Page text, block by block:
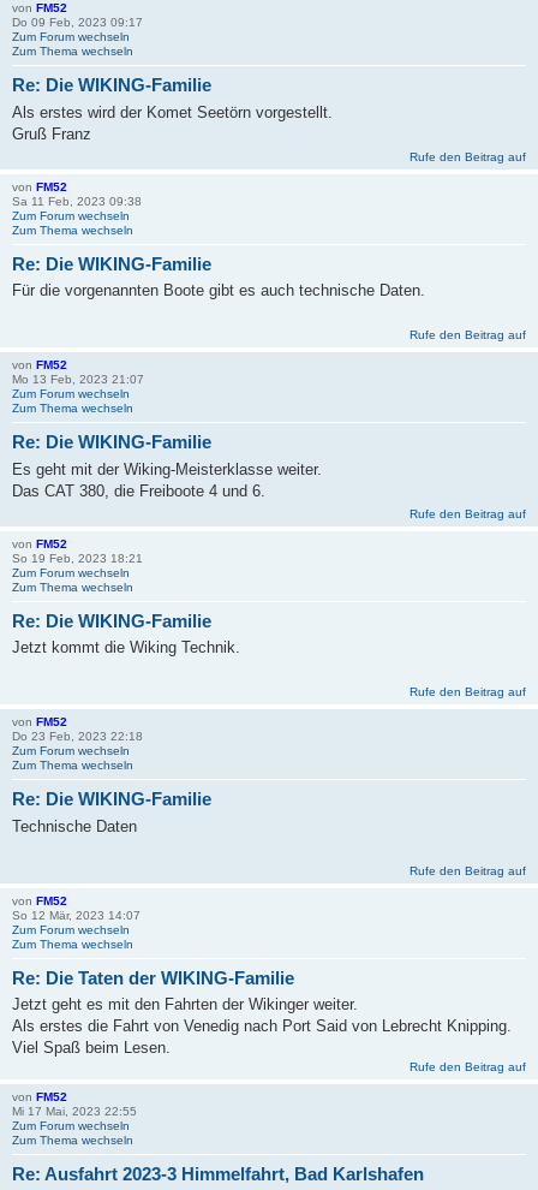
von FM52
Do 09 Feb, 2023 09:17
Zum Forum wechseln
Zum Thema wechseln
Re: Die WIKING-Familie
Als erstes wird der Komet Seetörn vorgestellt.
Gruß Franz
Rufe den Beitrag auf
von FM52
Sa 11 Feb, 2023 09:38
Zum Forum wechseln
Zum Thema wechseln
Re: Die WIKING-Familie
Für die vorgenannten Boote gibt es auch technische Daten.
Rufe den Beitrag auf
von FM52
Mo 13 Feb, 2023 21:07
Zum Forum wechseln
Zum Thema wechseln
Re: Die WIKING-Familie
Es geht mit der Wiking-Meisterklasse weiter.
Das CAT 380, die Freiboote 4 und 6.
Rufe den Beitrag auf
von FM52
So 19 Feb, 2023 18:21
Zum Forum wechseln
Zum Thema wechseln
Re: Die WIKING-Familie
Jetzt kommt die Wiking Technik.
Rufe den Beitrag auf
von FM52
Do 23 Feb, 2023 22:18
Zum Forum wechseln
Zum Thema wechseln
Re: Die WIKING-Familie
Technische Daten
Rufe den Beitrag auf
von FM52
So 12 Mär, 2023 14:07
Zum Forum wechseln
Zum Thema wechseln
Re: Die Taten der WIKING-Familie
Jetzt geht es mit den Fahrten der Wikinger weiter.
Als erstes die Fahrt von Venedig nach Port Said von Lebrecht Knipping.
Viel Spaß beim Lesen.
Rufe den Beitrag auf
von FM52
Mi 17 Mai, 2023 22:55
Zum Forum wechseln
Zum Thema wechseln
Re: Ausfahrt 2023-3 Himmelfahrt, Bad Karlshafen